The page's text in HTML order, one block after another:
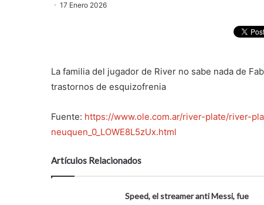
17 Enero 2026
La familia del jugador de River no sabe nada de
trastornos de esquizofrenia
Fuente: https://www.ole.com.ar/river-plate/river-
neuquen_0_LOWE8L5zUx.html
Artículos Relacionados
Speed, el streamer anti Messi, fue